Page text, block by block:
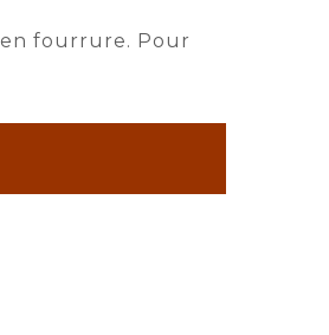
fourrure. Pour